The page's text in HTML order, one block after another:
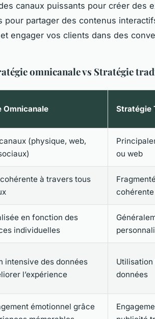
canaux puissants pour créer des
partager des contenus
engager vos clients dans des
omnicanale vs Stratégie
Omnicanale Stratégie
(physique, web,
ou web
à travers tous
cohérente
en fonction des
individuelles
intensive des données
l’expérience
données
émotionnel grâce